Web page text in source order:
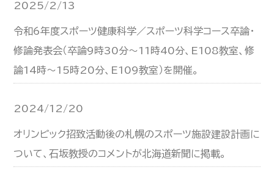
2025/2/13
令和6年度スポーツ健康科学／スポーツ科学コース卒論・
修論発表会（卒論9時30分～11時40分、E108教室、修
論14時～15時20分、E109教室）を開催。
2024/12/20
オリンピック招致活動後の札幌のスポーツ施設建設計画に
ついて、石坂教授のコメントが北海道新聞に掲載。